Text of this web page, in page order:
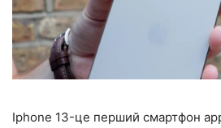
Iphone 13-це перший смартфон